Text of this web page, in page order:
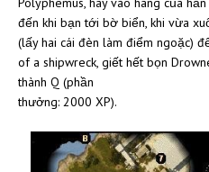
đến khi bạn tới bờ biển, khi vừa
(lấy hai cái đèn làm điểm ngoặc)
of a shipwreck, giết hết bọn
thành Q (phần
thưởng: 2000 XP).